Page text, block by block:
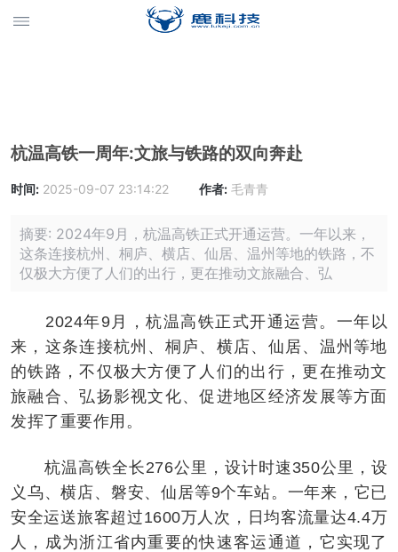
杭温高铁一周年:文旅与铁路的双向奔赴
时间: 2025-09-07 23:14:22 作者: 毛青青
摘要: 2024年9月，杭温高铁正式开通运营。一年以来，
这条连接杭州、桐庐、横店、仙居、温州等地的铁路，不
仅极大方便了人们的出行，更在推动文旅融合、弘
2024年9月，杭温高铁正式开通运营。一年以
来，这条连接杭州、桐庐、横店、仙居、温州等地
的铁路，不仅极大方便了人们的出行，更在推动文
旅融合、弘扬影视文化、促进地区经济发展等方面
发挥了重要作用。
杭温高铁全长276公里，设计时速350公里，设
义乌、横店、磐安、仙居等9个车站。一年来，它已
安全运送旅客超过1600万人次，日均客流量达4.4万
人，成为浙江省内重要的快速客运通道，它实现了